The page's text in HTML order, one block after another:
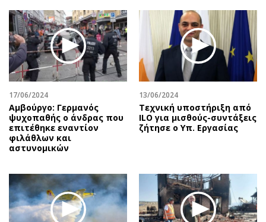
17/06/2024
Αμβούργο: Γερμανός
ψυχοπαθής ο άνδρας που
επιτέθηκε εναντίον
φιλάθλων και
αστυνομικών
13/06/2024
Τεχνική υποστήριξη από
ILO για μισθούς-συντάξεις
ζήτησε ο Υπ. Εργασίας